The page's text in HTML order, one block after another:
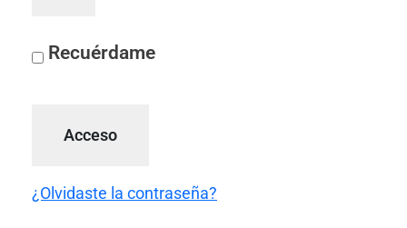
Recuérdame
Acceso
¿Olvidaste la contraseña?